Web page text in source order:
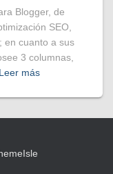
Blogger, de
SEO,
en cuanto a sus
3 columnas,
Leer más